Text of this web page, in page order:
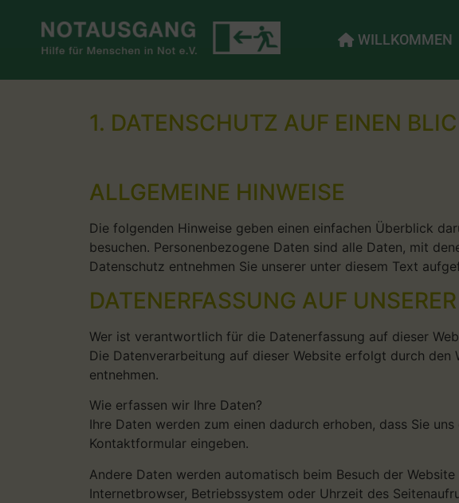
WILLKOMMEN
1. DATENSCHUTZ AUF EINEN
ALLGEMEINE HINWEISE
Die folgenden Hinweise geben einen einfachen Überblick
besuchen. Personenbezogene Daten sind alle Daten, mit
Datenschutz entnehmen Sie unserer unter diesem Text
DATENERFASSUNG AUF
Wer ist verantwortlich für die Datenerfassung auf dieser
Die Datenverarbeitung auf dieser Website erfolgt durch den
entnehmen.
Wie erfassen wir Ihre Daten?
Ihre Daten werden zum einen dadurch erhoben, dass Sie
Kontaktformular eingeben.
Andere Daten werden automatisch beim Besuch der
Internetbrowser, Betriebssystem oder Uhrzeit des